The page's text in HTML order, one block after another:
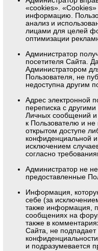
«cookies».
информацию.
анализ и
лицами для целей
оптимизации
Администратор
посетителя Сайта.
Администратором
Пользователя, не
недоступна другим
Адрес электронной
переписка с
Личных сообщений
к Пользователю и
открытом доступе
конфиденциальной
исключением
согласно
Администратор не
предоставленные
Информация,
себе (за
также информация,
сообщениях на
также в
Сайта, не
и подразумевается